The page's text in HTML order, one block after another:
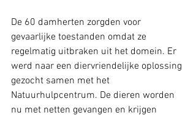
De 60 damherten zorgden voor
gevaarlijke toestanden omdat ze
regelmatig uitbraken uit het domein. Er
werd naar een diervriendelijke oplossing
gezocht samen met het
Natuurhulpcentrum. De dieren worden
nu met netten gevangen en krijgen